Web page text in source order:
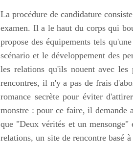
La procédure de candidature
examen. Il a le haut du corps qui
propose des équipements tels
scénario et le développement des
les relations qu'ils nouent avec les
rencontres, il n'y a pas de frais
romance secrète pour éviter
monstre : pour ce faire, il demande
que "Deux vérités et un
relations, un site de rencontre basé